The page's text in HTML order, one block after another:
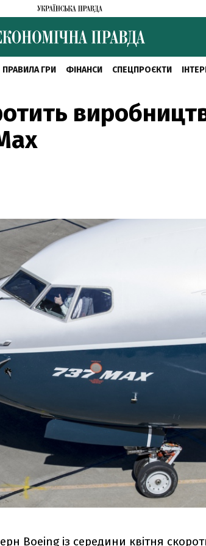
ПРАВИЛА ГРИ ФІНАНСИ СПЕЦПРОЄКТИ
Boeing із середини квітня